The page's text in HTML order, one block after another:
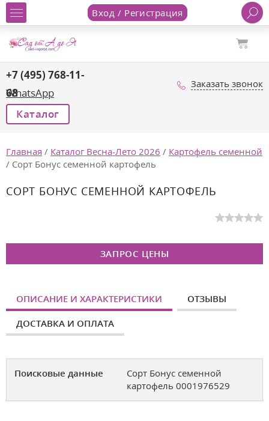
Вход / Регистрация
+7 (495) 768-11-
68
WhatsApp
Заказать звонок
Каталог
Главная / Каталог Весна-Лето 2026 / Картофель семенной
/ Сорт Бонус семенной картофель
СОРТ БОНУС СЕМЕННОЙ КАРТОФЕЛЬ
ЗАПРОС ЦЕНЫ
ОПИСАНИЕ И ХАРАКТЕРИСТИКИ ОТЗЫВЫ
ДОСТАВКА И ОПЛАТА
Поисковые данные
Сорт Бонус семенной
картофель 0001976529